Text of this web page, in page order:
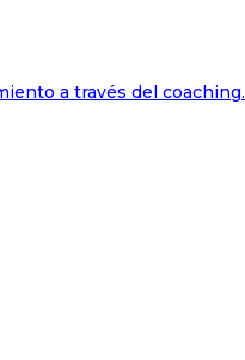
a través del coaching.